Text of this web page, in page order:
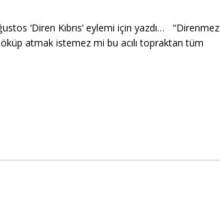
‘Diren Kıbrıs’ eylemi için yazdı… “Direnmez
atmak istemez mi bu acılı topraktan tüm